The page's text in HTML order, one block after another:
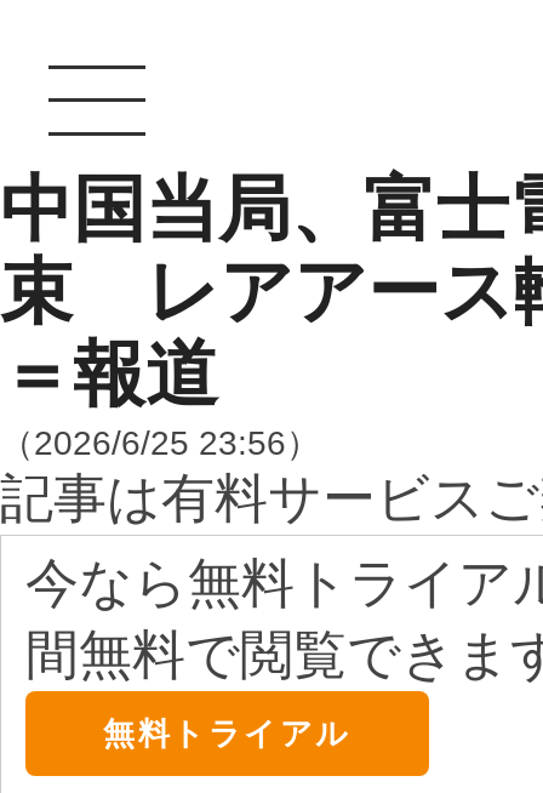
中国当局、富士
束 レアアース
＝報道
（2026/6/25 23:56）
記事は有料サービス
今なら無料トライア
間無料で閲覧できま
無料トライアル